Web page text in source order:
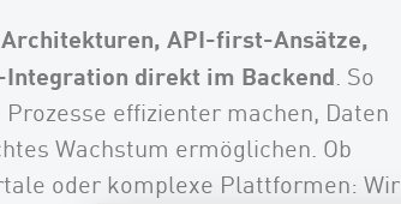
API-first-Ansätze,
direkt im Backend. So
effizienter machen, Daten
Wachstum ermöglichen. Ob
oder komplexe Plattformen: Wir